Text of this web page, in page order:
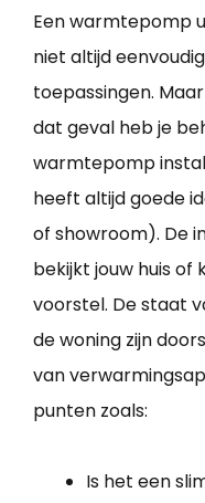
Een warmtepomp
niet altijd
toepassingen.
dat geval heb je
warmtepomp
heeft altijd goede
of showroom). De
bekijkt jouw huis
voorstel. De staat
de woning zijn
van
punten zoals:
Is het een